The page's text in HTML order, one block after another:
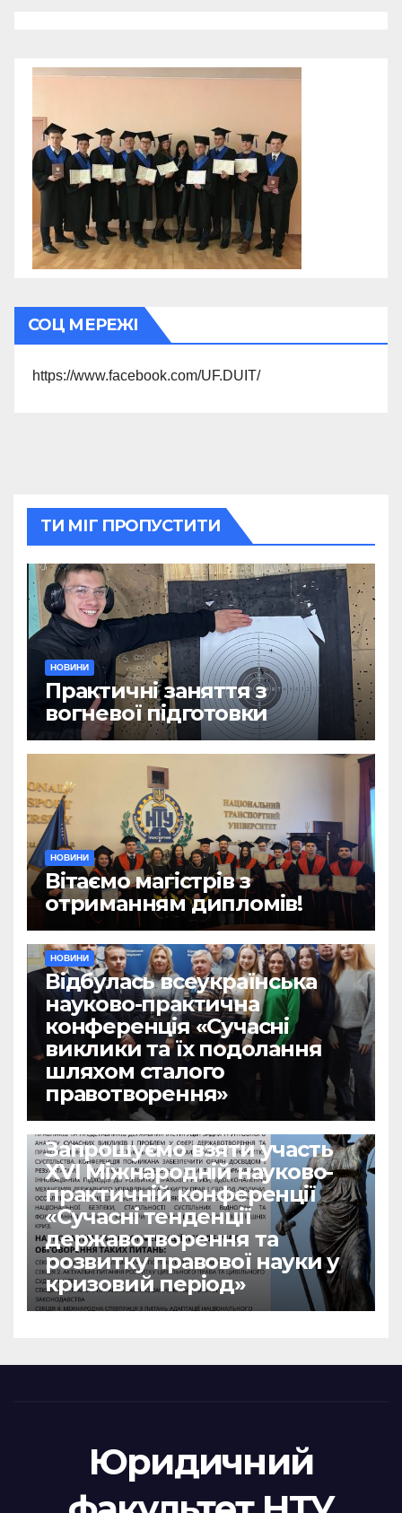
СОЦ МЕРЕЖІ
https://www.facebook.com/UF.DUIT/
ТИ МІГ ПРОПУСТИТИ
НОВИНИ
Практичні заняття з
вогневої підготовки
НОВИНИ
Вітаємо магістрів з
отриманням дипломів!
НОВИНИ
Відбулась всеукраїнська
науково-практична
конференція «Сучасні
виклики та їх подолання
шляхом сталого
правотворення»
Запрошуємо взяти участь
ХVІ Міжнародній науково-
практичній конференції
«Сучасні тенденції
державотворення та
розвитку правової науки у
кризовий період»
Юридичний